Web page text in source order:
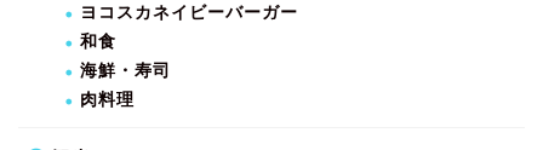
ヨコスカネイビーバーガー
和食
海鮮・寿司
肉料理